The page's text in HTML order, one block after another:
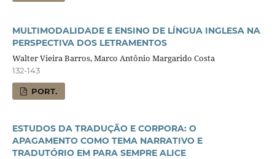
MULTIMODALIDADE E ENSINO DE LÍNGUA INGLESA NA
PERSPECTIVA DOS LETRAMENTOS
Walter Vieira Barros, Marco Antônio Margarido Costa
132-143
PORT.
ESTUDOS DA TRADUÇÃO E CORPORA: O
APAGAMENTO COMO TEMA NARRATIVO E
TRADUTÓRIO EM PARA SEMPRE ALICE